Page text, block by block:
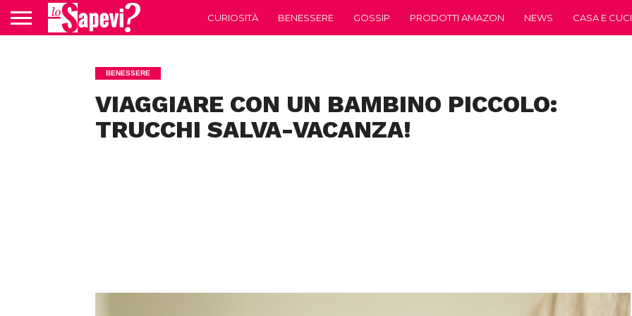
CURIOSITÀ BENESSERE GOSSIP PRODOTTI AMAZON NEWS CASA E
BENESSERE
VIAGGIARE CON UN BAMBINO PICCOLO:
TRUCCHI SALVA-VACANZA!